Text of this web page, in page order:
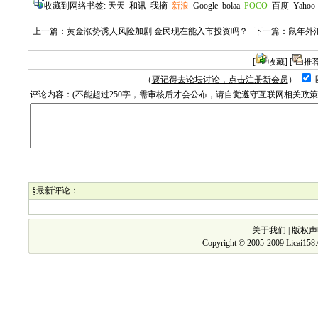
收藏到网络书签: 天天 和讯 我摘 新浪 Google bolaa POCO 百度 Yahoo
上一篇： 黄金涨势诱人风险加剧 金民现在能入市投资吗？ 下一篇： 鼠年外
[ 收藏] [
推
（要记得去论坛讨论，点击注册新会员 ）
评论内容：(不能超过250字，需审核后才会公布，请自觉遵守互联网相关政
§最新评论：
关于我们
版权
Copyright © 2005-2009